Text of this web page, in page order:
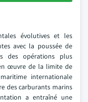
évolutives et les
avec la poussée de
des opérations plus
œuvre de la limite de
internationale
des carburants marins
a entraîné une